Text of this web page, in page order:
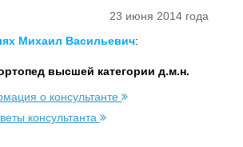
23 июня 2014 года
Михаил Васильевич:
высшей категории д.м.н.
о консультанте
консультанта